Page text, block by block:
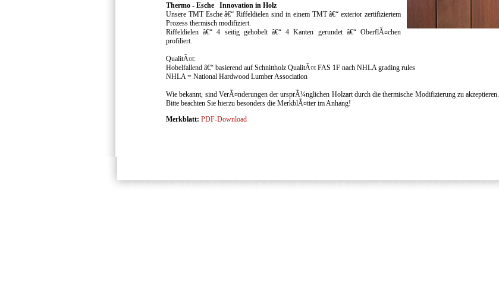
Thermo - Esche Innovation in Holz
Unsere TMT Esche â€“ Riffeldielen sind in einem TMT â€“ exterior zertifiziertem
Prozess thermisch modifiziert.
Riffeldielen â€“ 4 seitig gehobelt â€“ 4 Kanten gerundet â€“ OberflÃ¤chen
profiliert.
QualitÃ¤t:
Hobelfallend â€“ basierend auf Schnittholz QualitÃ¤t FAS 1F nach NHLA grading rules
NHLA = National Hardwood Lumber Association
Wie bekannt, sind VerÃ¤nderungen der ursprÃ¼nglichen Holzart durch die thermische Modifizierung zu akzeptieren.
Bitte beachten Sie hierzu besonders die MerkblÃ¤tter im Anhang!
Merkblatt: PDF-Download